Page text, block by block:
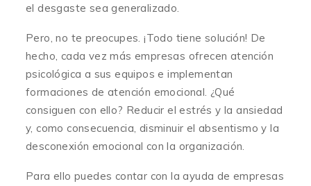
el desgaste sea generalizado.
Pero, no te preocupes. ¡Todo tiene solución! De
hecho, cada vez más empresas ofrecen atención
psicológica a sus equipos e implementan
formaciones de atención emocional. ¿Qué
consiguen con ello? Reducir el estrés y la ansiedad
y, como consecuencia, disminuir el absentismo y la
desconexión emocional con la organización.
Para ello puedes contar con la ayuda de empresas